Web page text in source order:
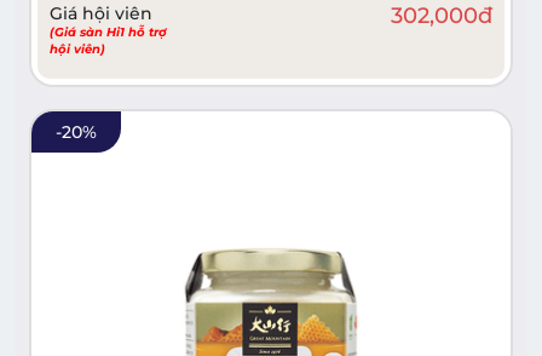
Giá hội viên
(Giá sàn Hi1 hỗ trợ
hội viên)
302,000đ
-20%